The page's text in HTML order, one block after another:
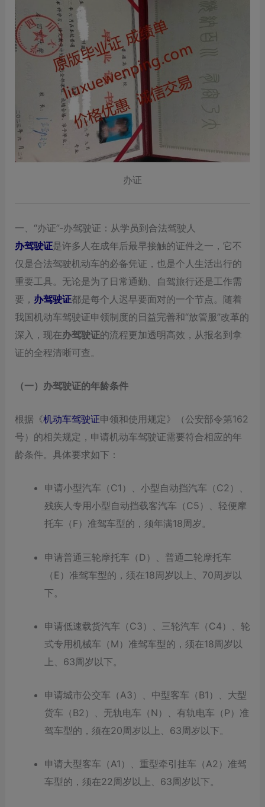
办证
一、“办证”-办驾驶证：从学员到合法驾驶人
办驾驶证是许多人在成年后最早接触的证件之一，它不
仅是合法驾驶机动车的必备凭证，也是个人生活出行的
重要工具。无论是为了日常通勤、自驾旅行还是工作需
要， 办驾驶证都是每个人迟早要面对的一个节点。随着
我国机动车驾驶证申领制度的日益完善和“放管服”改革的
深入，现在办驾驶证的流程更加透明高效，从报名到拿
证的全程清晰可查。
（一）办驾驶证的年龄条件
根据《机动车驾驶证申领和使用规定》（公安部令第162
号）的相关规定，申请机动车驾驶证需要符合相应的年
龄条件。具体要求如下：
申请小型汽车（C1）、小型自动挡汽车（C2）、
残疾人专用小型自动挡载客汽车（C5）、轻便摩
托车（F）准驾车型的，须年满18周岁。
申请普通三轮摩托车（D）、普通二轮摩托车
（E）准驾车型的，须在18周岁以上、70周岁以
下。
申请低速载货汽车（C3）、三轮汽车（C4）、轮
式专用机械车（M）准驾车型的，须在18周岁以
上、63周岁以下。
申请城市公交车（A3）、中型客车（B1）、大型
货车（B2）、无轨电车（N）、有轨电车（P）准
驾车型的，须在20周岁以上、63周岁以下。
申请大型客车（A1）、重型牵引挂车（A2）准驾
车型的，须在22周岁以上、63周岁以下。